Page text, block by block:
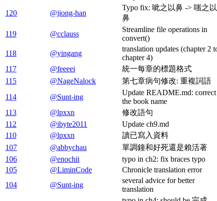
120
@jiong-han
Typo fix: 呲之以鼻 -> 嗤之以
鼻
119
@cclauss
Streamline file operations in
convert()
118
@yingang
translation updates (chapter 2
chapter 4)
117
@feeeei
統一每章的標題格式
115
@NageNalock
第七章病句修改: 重複詞語
114
@Sunt-ing
Update README.md: correct
the book name
113
@lpxxn
修改語句
112
@ibyte2011
Update ch9.md
110
@lpxxn
讀已寫入資料
107
@abbychau
單調鐘和好死還是賴活著
106
@enochii
typo in ch2: fix braces typo
105
@LiminCode
Chronicle translation error
104
@Sunt-ing
several advice for better
translation